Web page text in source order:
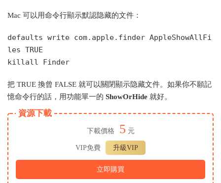
Mac 可以用命令行顯示默認隐藏的文件：
defaults write com.apple.finder AppleShowAllFi
les TRUE
killall Finder
把 TRUE 換曾 FALSE 就可以關閉顯示隐藏文件。如果你不願記
憶命令行的話，用功能單一的 ShowOrHide 就好。
資源下載
下載價格 5 元
VIP免費 升級VIP
立即購買